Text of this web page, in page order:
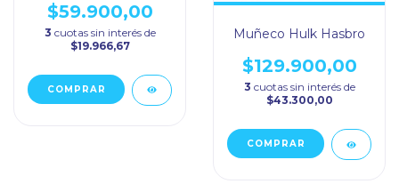
$59.900,00
3 cuotas sin interés de
$19.966,67
Muñeco Hulk Hasbro
$129.900,00
3 cuotas sin interés de
$43.300,00